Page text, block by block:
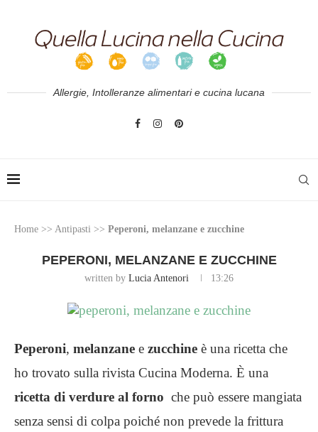
Allergie, Intolleranze alimentari e cucina lucana
Home >> Antipasti >> Peperoni, melanzane e zucchine
PEPERONI, MELANZANE E ZUCCHINE
written by Lucia Antenori 13:26
Peperoni, melanzane e zucchine è una ricetta che
ho trovato sulla rivista Cucina Moderna. È una
ricetta di verdure al forno che può essere mangiata
senza sensi di colpa poiché non prevede la frittura